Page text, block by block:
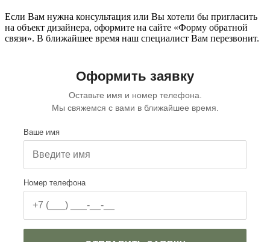
Если Вам нужна консультация или Вы хотели бы пригласить
на объект дизайнера, оформите на сайте «Форму обратной
связи». В ближайшее время наш специалист Вам перезвонит.
Оформить заявку
Оставьте имя и номер телефона.
Мы свяжемся с вами в ближайшее время.
Ваше имя
Номер телефона